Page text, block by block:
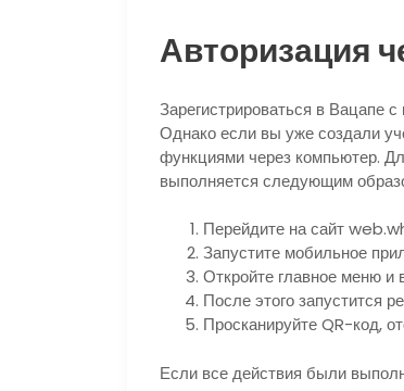
Авторизация
Зарегистрироваться в Вацапе
Однако если вы уже создали
функциями через компьютер.
выполняется следующим
Перейдите на сайт
Запустите мобильное
Откройте главное меню
После этого запустится
Просканируйте QR-код,
Если все действия были